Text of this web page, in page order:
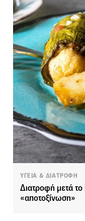
ΥΓΕΙΑ & ΔΙΑΤΡΟΦΗ
Διατροφή μετά
«αποτοξίνωση»